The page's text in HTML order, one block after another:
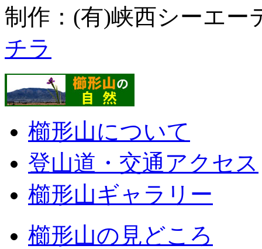
制作：(有)峡西シーエ
チラ
櫛形山について
登山道・交通アクセス
櫛形山ギャラリー
櫛形山の見どころ